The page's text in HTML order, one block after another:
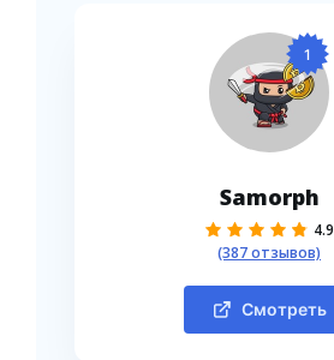
1
Samorph
4.9
(387 отзывов)
Смотреть